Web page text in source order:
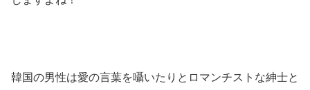
韓国の男性は愛の言葉を囁いたりとロマンチストな紳士と